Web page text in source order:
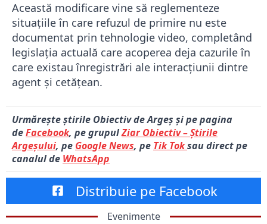
Această modificare vine să reglementeze
situațiile în care refuzul de primire nu este
documentat prin tehnologie video, completând
legislația actuală care acoperea deja cazurile în
care existau înregistrări ale interacțiunii dintre
agent și cetățean.
Urmărește știrile Obiectiv de Argeș și pe pagina
deFacebook, pe grupulZiar Obiectiv – Știrile
Argeșului, pe Google News, pe Tik Toksau direct pe
canalul de WhatsApp
Distribuie pe Facebook
Evenimente